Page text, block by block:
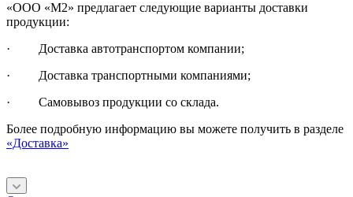
«ООО «М2» предлагает следующие варианты доставки
продукции:
· Доставка автотранспортом компании;
· Доставка транспортными компаниями;
· Самовывоз продукции со склада.
Более подробную информацию вы можете получить в разделе
«Доставка»